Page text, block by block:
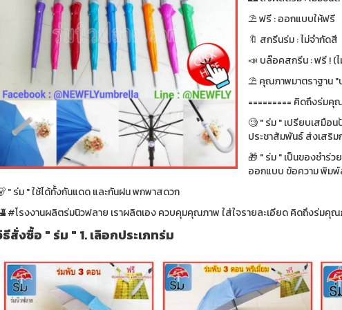
⛱ ฟรี : ออกแบบให้ฟรี
🔖 สกรีนร่ม : ไม่จำกัดสี
📣 บล๊อคสกรีน : ฟรี ! (ไ
⛱ คุณภาพมาตราฐาน "
========= คิดถึงร่มคุ
🧐 " ร่ม " เปรียบเสมือ
ประชาสัมพันธ์ ส่งเสริม
🎁 " ร่ม " เป็นของชำร่
ออกแบบ ข้อความ พิมพ์
" ร่ม " ใช้ได้ทั้งกันแดด และกันฝน พกพาสดวก
#โรงงานผลิตร่มนิวฟลาย เราผลิตเอง ควบคุมคุณภาพ ใส่ใจรายละเอียด คิดถึงร่มคุ
สั่งซื้อ " ร่ม " 1. เลิอกประเภทร่ม